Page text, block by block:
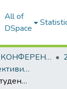
All of
DSpace
МАТЕРІАЛИ КОНФЕРЕНЦІЙ
Проблеми і перспективи мовної підготовки іноземних студентів
Формы общения студентов-иностранцев в учебно-профессиональной сфере в вузах нефилологического профиля